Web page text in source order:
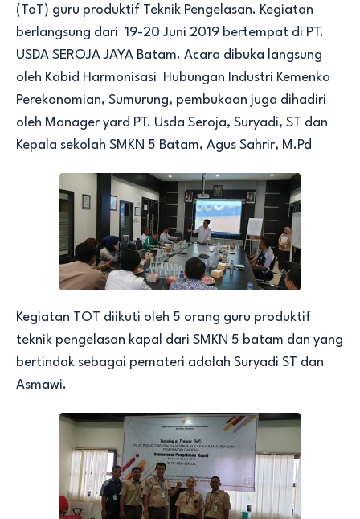
(ToT) guru produktif Teknik Pengelasan. Kegiatan
berlangsung dari 19-20 Juni 2019 bertempat di PT.
USDA SEROJA JAYA Batam. Acara dibuka langsung
oleh Kabid Harmonisasi Hubungan Industri Kemenko
Perekonomian, Sumurung, pembukaan juga dihadiri
oleh Manager yard PT. Usda Seroja, Suryadi, ST dan
Kepala sekolah SMKN 5 Batam, Agus Sahrir, M.Pd
Kegiatan TOT diikuti oleh 5 orang guru produktif
teknik pengelasan kapal dari SMKN 5 batam dan yang
bertindak sebagai pemateri adalah Suryadi ST dan
Asmawi.